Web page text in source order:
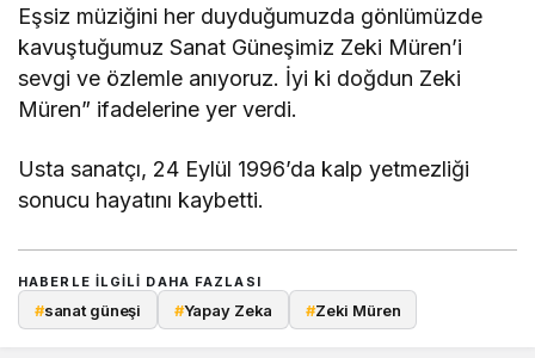
Eşsiz müziğini her duyduğumuzda gönlümüzde
kavuştuğumuz Sanat Güneşimiz Zeki Müren’i
sevgi ve özlemle anıyoruz. İyi ki doğdun Zeki
Müren” ifadelerine yer verdi.
Usta sanatçı, 24 Eylül 1996’da kalp yetmezliği
sonucu hayatını kaybetti.
HABERLE ILGILI DAHA FAZLASI
#sanat güneşi #Yapay Zeka #Zeki Müren